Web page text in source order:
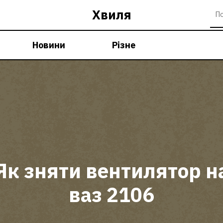
Хвиля
Новини Різне
зняти вентилятор
ваз 2106